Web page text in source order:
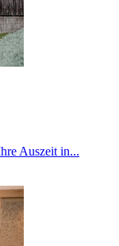
Auszeit in...